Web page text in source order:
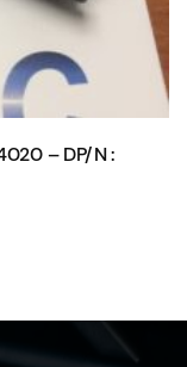
– DP/N :